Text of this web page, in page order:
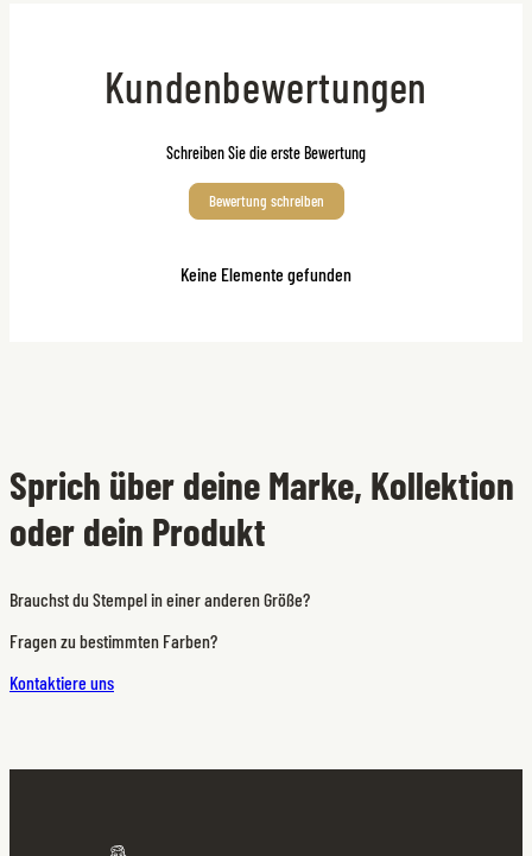
Kundenbewertungen
Schreiben Sie die erste Bewertung
Bewertung schreiben
Keine Elemente gefunden
Sprich über deine Marke, Kollektion
oder dein Produkt
Brauchst du Stempel in einer anderen Größe?
Fragen zu bestimmten Farben?
Kontaktiere uns